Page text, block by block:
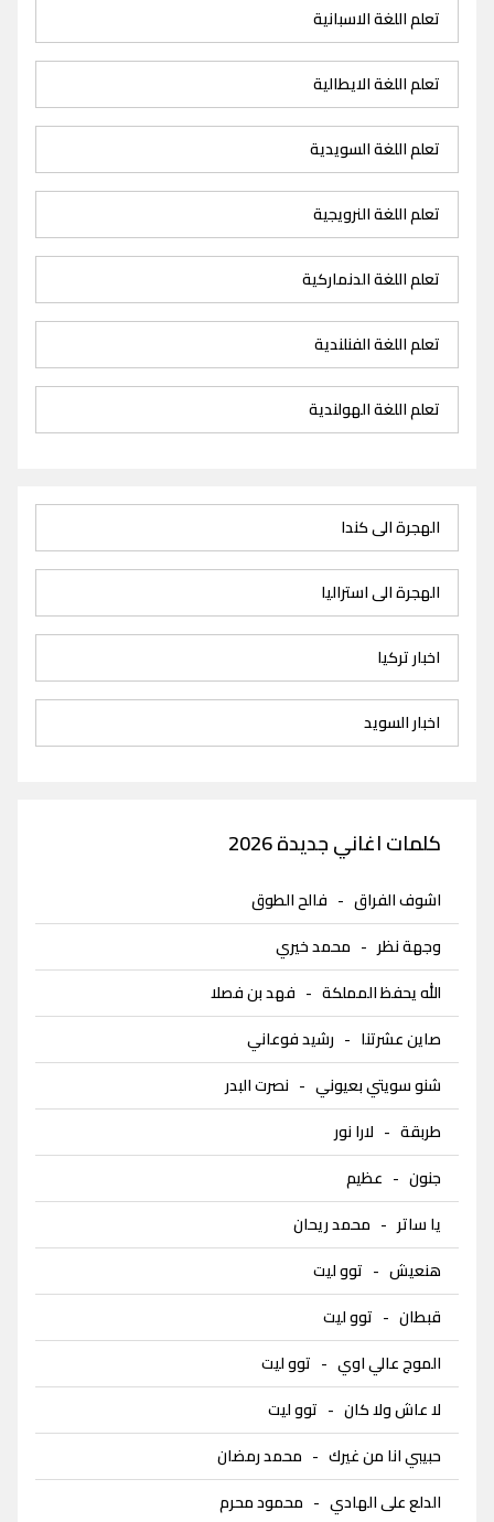
تعلم اللغة الاسبانية
تعلم اللغة الايطالية
تعلم اللغة السويدية
تعلم اللغة النرويجية
تعلم اللغة الدنماركية
تعلم اللغة الفنلندية
تعلم اللغة الهولندية
الهجرة الى كندا
الهجرة الى استراليا
اخبار تركيا
اخبار السويد
كلمات اغاني جديدة 2026
اشوف الفراق - فالح الطوق
وجهة نظر - محمد خيري
الله يحفظ المملكة - فهد بن فصلا
صاين عشرتنا - رشيد فوعاني
شنو سويتي بعيوني - نصرت البدر
طربقة - لارا نور
جنون - عظيم
يا ساتر - محمد ريحان
هنعيش - توو ليت
قبطان - توو ليت
الموج عالي اوي - توو ليت
لا عاش ولا كان - توو ليت
حبيبي انا من غيرك - محمد رمضان
الدلع على الهادي - محمود محرم